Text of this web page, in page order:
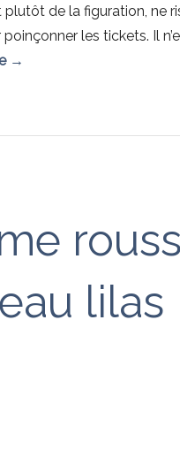
plutôt de la figuration, ne
les tickets. Il
→
lilas